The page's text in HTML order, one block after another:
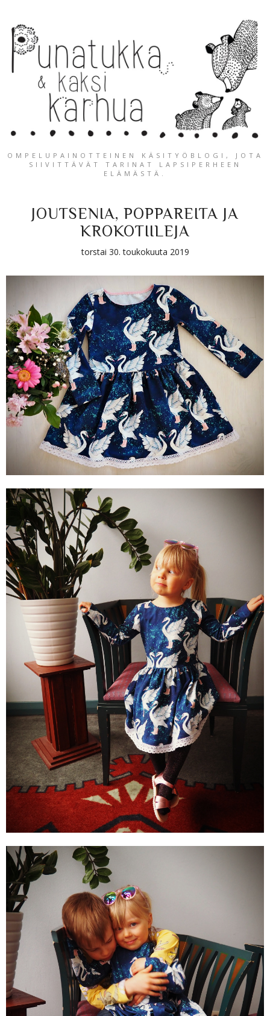
OMPELUPAINOTTEINEN KÄSITYÖBLOGI, JOTA
SIIVITTÄVÄT TARINAT LAPSIPERHEEN
ELÄMÄSTÄ.
JOUTSENIA, POPPAREITA JA
KROKOTIILEJA
torstai 30. toukokuuta 2019